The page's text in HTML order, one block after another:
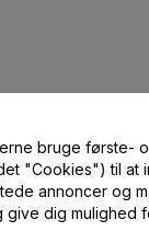
bruge første-
"Cookies") til at
annoncer og
dig mulighed